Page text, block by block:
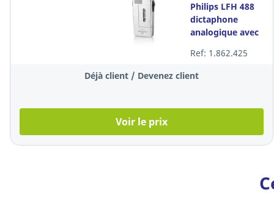
Philips LFH 488
dictaphone
analogique avec
cravate
Ref: 1.862.425
Déjà client / Devenez client
Voir le prix